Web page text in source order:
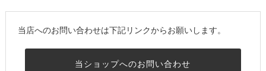
当店へのお問い合わせは下記リンクからお願いします。
当ショップへのお問い合わせ